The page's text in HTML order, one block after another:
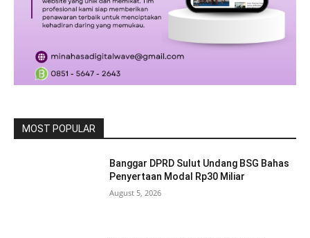
MOST POPULAR
Banggar DPRD Sulut Undang BSG Bahas
Penyertaan Modal Rp30 Miliar
August 5, 2026